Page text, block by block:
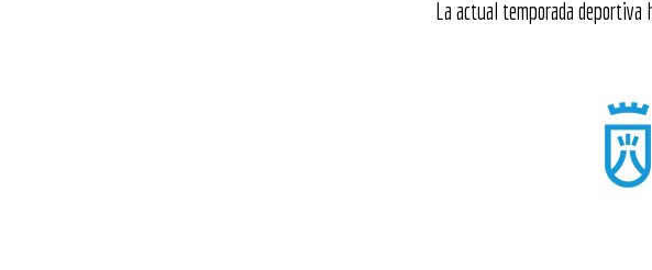
La actual temporada deportiva